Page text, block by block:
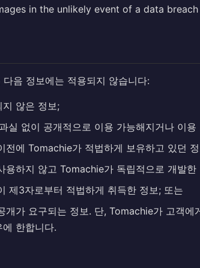
in the unlikely event of a data
음 정보에는 적용되지 않습니다:
지 않은 정보;
실 없이 공개적으로 이용 가능해지거나 이용
전에 Tomachie가 적법하게 보유하고 있던
용하지 않고 Tomachie가 독립적으로 개발한
제3자로부터 적법하게 취득한 정보; 또는
개가 요구되는 정보. 단, Tomachie가 고객
한합니다.